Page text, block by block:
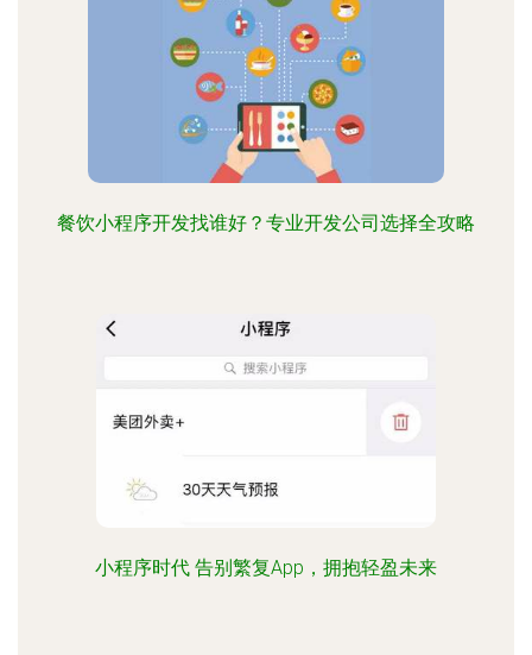
餐饮小程序开发找谁好？专业开发公司选择全攻略
小程序时代 告别繁复App，拥抱轻盈未来